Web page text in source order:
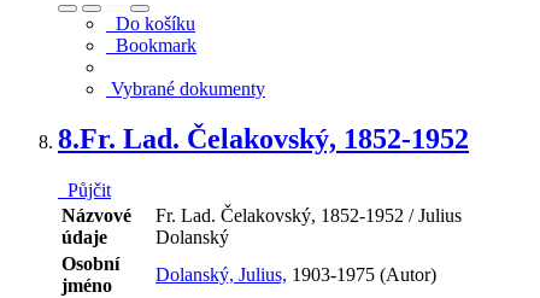
Do košíku
Bookmark
Vybrané dokumenty
8.Fr. Lad. Čelakovský, 1852-1952
Půjčit
Názvové
údaje
Fr. Lad. Čelakovský, 1852-1952 / Julius
Dolanský
Osobní
jméno
Dolanský, Julius, 1903-1975 (Autor)